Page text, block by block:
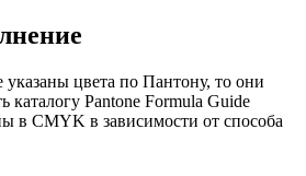
цвета по Пантону, то они
каталогу Pantone Formula Guide
в CMYK в зависимости от способа